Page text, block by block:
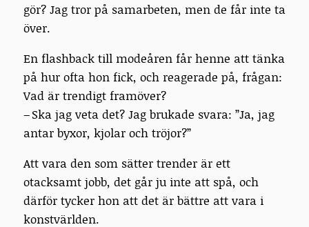
gör? Jag tror på samarbeten, men de får inte ta
över.
En flashback till modeåren får henne att tänka
på hur ofta hon fick, och reagerade på, frågan:
Vad är trendigt framöver?
– Ska jag veta det? Jag brukade svara: ”Ja, jag
antar byxor, kjolar och tröjor?”
Att vara den som sätter trender är ett
otacksamt jobb, det går ju inte att spå, och
därför tycker hon att det är bättre att vara i
konstvärlden.